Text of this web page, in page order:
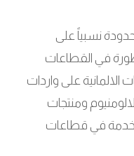
نسبياً على
في القطاعات
الالمانية على واردات
ومنتجات
في قطاعات